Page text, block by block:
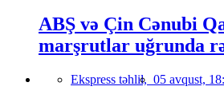
ABŞ və Çin Cənubi
marşrutlar uğrunda
Ekspress təhlil, 05 avqust,